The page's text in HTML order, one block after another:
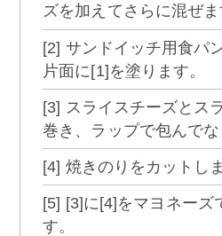
ズを加えてさらに混ぜま
[2] サンドイッチ用食パ
片面に[1]を塗ります。
[3] スライスチーズとス
巻き、ラップで包んでな
[4] 焼きのりをカットしま
[5] [3]に[4]をマヨネーズ
す。